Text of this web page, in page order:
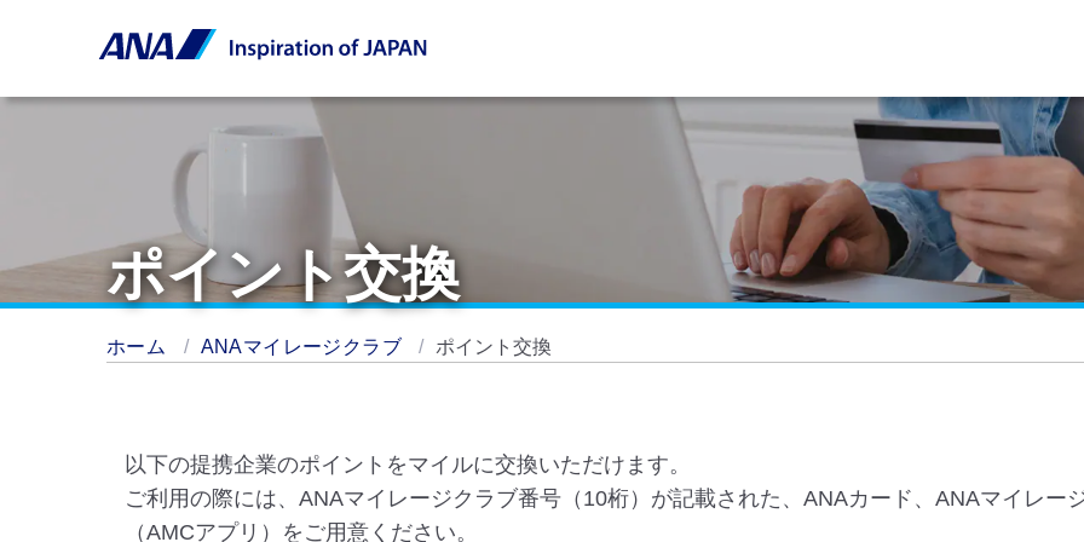
ポイント交換
ホーム ANAマイレージクラブ ポイント交換
以下の提携企業のポイントをマイルに交換いただけます。
ご利用の際には、ANAマイレージクラブ番号（10桁）が記載された、ANAカード、ANAマイレー
（AMCアプリ）をご用意ください。